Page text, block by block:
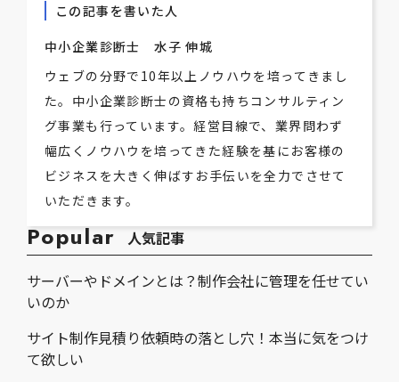
この記事を書いた人
中小企業診断士 水子 伸城
ウェブの分野で10年以上ノウハウを培ってきまし
た。中小企業診断士の資格も持ちコンサルティン
グ事業も行っています。経営目線で、業界問わず
幅広くノウハウを培ってきた経験を基にお客様の
ビジネスを大きく伸ばすお手伝いを全力でさせて
いただきます。
Popular 人気記事
サーバーやドメインとは？制作会社に管理を任せてい
いのか
サイト制作見積り依頼時の落とし穴！本当に気をつけ
て欲しい